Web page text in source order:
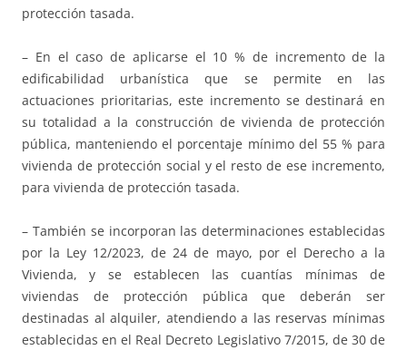
protección tasada.
– En el caso de aplicarse el 10 % de incremento de la
edificabilidad urbanística que se permite en las
actuaciones prioritarias, este incremento se destinará en
su totalidad a la construcción de vivienda de protección
pública, manteniendo el porcentaje mínimo del 55 % para
vivienda de protección social y el resto de ese incremento,
para vivienda de protección tasada.
– También se incorporan las determinaciones establecidas
por la Ley 12/2023, de 24 de mayo, por el Derecho a la
Vivienda, y se establecen las cuantías mínimas de
viviendas de protección pública que deberán ser
destinadas al alquiler, atendiendo a las reservas mínimas
establecidas en el Real Decreto Legislativo 7/2015, de 30 de